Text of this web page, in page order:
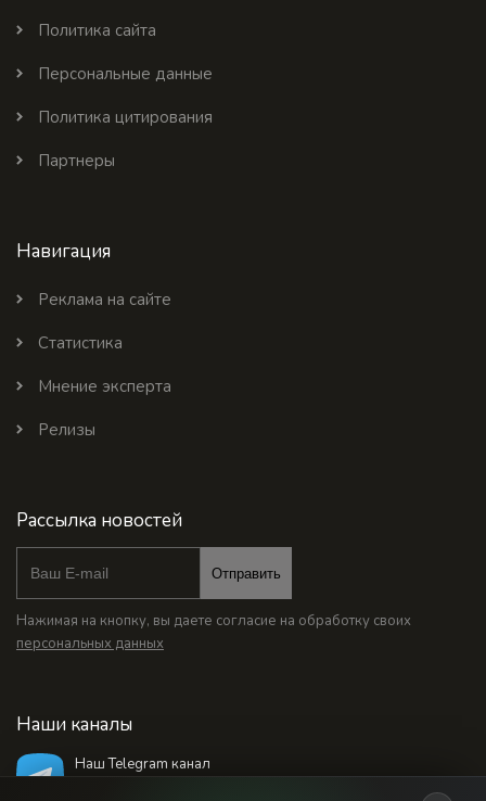
Политика сайта
Персональные данные
Политика цитирования
Партнеры
Навигация
Реклама на сайте
Статистика
Мнение эксперта
Релизы
Рассылка новостей
Отправить
Нажимая на кнопку, вы даете согласие на обработку своих
персональных данных
Наши каналы
Наш Telegram канал